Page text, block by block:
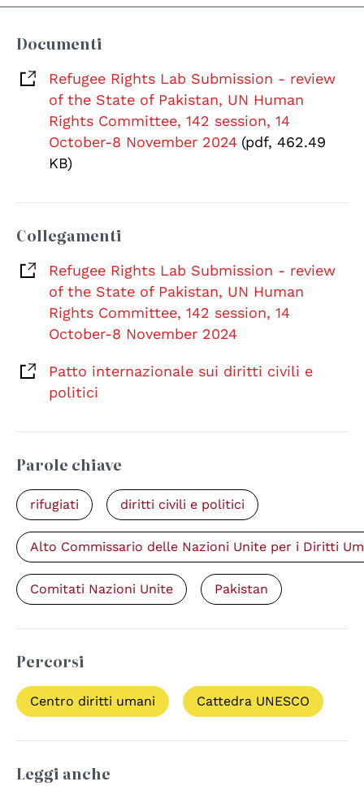
Documenti
Refugee Rights Lab Submission - review
of the State of Pakistan, UN Human
Rights Committee, 142 session, 14
October-8 November 2024 (pdf, 462.49
KB)
Collegamenti
Refugee Rights Lab Submission - review
of the State of Pakistan, UN Human
Rights Committee, 142 session, 14
October-8 November 2024
Patto internazionale sui diritti civili e
politici
Parole chiave
rifugiati diritti civili e politici
Alto Commissario delle Nazioni Unite per i Diritti
Comitati Nazioni Unite Pakistan
Percorsi
Centro diritti umani Cattedra UNESCO
Leggi anche